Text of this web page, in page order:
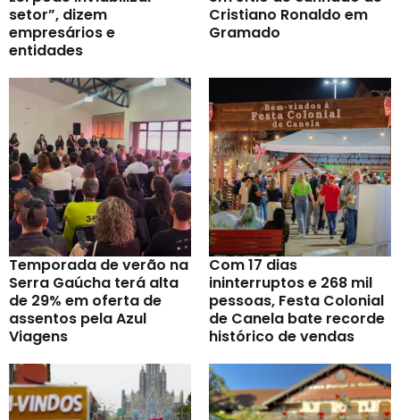
setor”, dizem
empresários e
entidades
Cristiano Ronaldo em
Gramado
Temporada de verão na
Serra Gaúcha terá alta
de 29% em oferta de
assentos pela Azul
Viagens
Com 17 dias
ininterruptos e 268 mil
pessoas, Festa Colonial
de Canela bate recorde
histórico de vendas